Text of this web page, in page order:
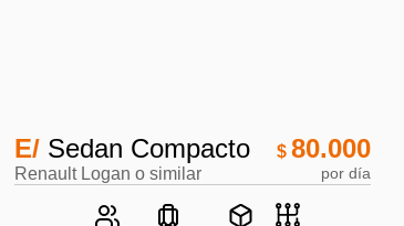
E/ Sedan Compacto
Renault Logan o similar
$ 80.000
por día